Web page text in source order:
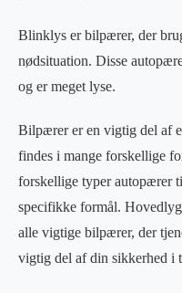
Blinklys er bilpærer, der
nødsituation. Disse
og er meget lyse.
Bilpærer er en vigtig del af
findes i mange forskellige
forskellige typer autopærer
specifikke formål.
alle vigtige bilpærer, der
vigtig del af din sikkerhed i